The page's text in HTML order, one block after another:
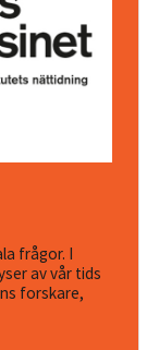
frågor. I
av vår tids
forskare,